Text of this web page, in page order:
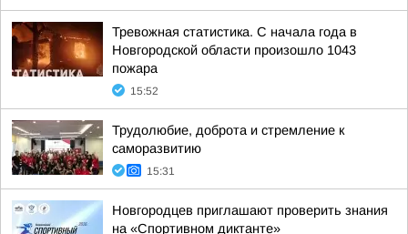
Тревожная статистика. С начала года в
Новгородской области произошло 1043
пожара
15:52
Трудолюбие, доброта и стремление к
саморазвитию
15:31
Новгородцев приглашают проверить знания
на «Спортивном диктанте»